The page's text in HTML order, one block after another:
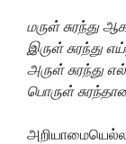
மருள் சுரந்து
இருள் சுரந்து
அருள் சுரந்து
பொருள்